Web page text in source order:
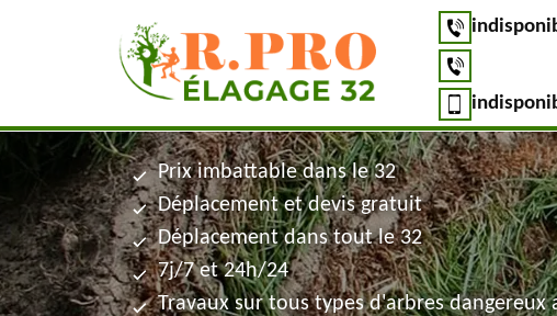
Prix imbattable dans le 32
Déplacement et devis gratuit
Déplacement dans tout le 32
7j/7 et 24h/24
Travaux sur tous types d'arbres dangereux